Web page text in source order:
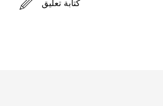
كتابة تعليق